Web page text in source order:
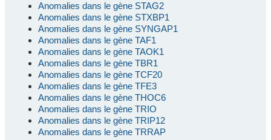
Anomalies dans le gène STAG2
Anomalies dans le gène STXBP1
Anomalies dans le gène SYNGAP1
Anomalies dans le gène TAF1
Anomalies dans le gène TAOK1
Anomalies dans le gène TBR1
Anomalies dans le gène TCF20
Anomalies dans le gène TFE3
Anomalies dans le gène THOC6
Anomalies dans le gène TRIO
Anomalies dans le gène TRIP12
Anomalies dans le gène TRRAP